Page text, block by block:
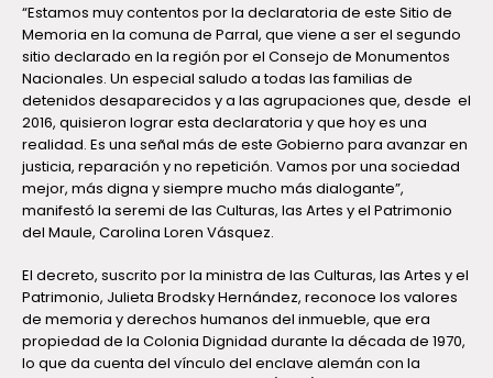
“Estamos muy contentos por la declaratoria de este Sitio de
Memoria en la comuna de Parral, que viene a ser el segundo
sitio declarado en la región por el Consejo de Monumentos
Nacionales. Un especial saludo a todas las familias de
detenidos desaparecidos y a las agrupaciones que, desde el
2016, quisieron lograr esta declaratoria y que hoy es una
realidad. Es una señal más de este Gobierno para avanzar en
justicia, reparación y no repetición. Vamos por una sociedad
mejor, más digna y siempre mucho más dialogante”,
manifestó la seremi de las Culturas, las Artes y el Patrimonio
del Maule, Carolina Loren Vásquez.
El decreto, suscrito por la ministra de las Culturas, las Artes y el
Patrimonio, Julieta Brodsky Hernández, reconoce los valores
de memoria y derechos humanos del inmueble, que era
propiedad de la Colonia Dignidad durante la década de 1970,
lo que da cuenta del vínculo del enclave alemán con la